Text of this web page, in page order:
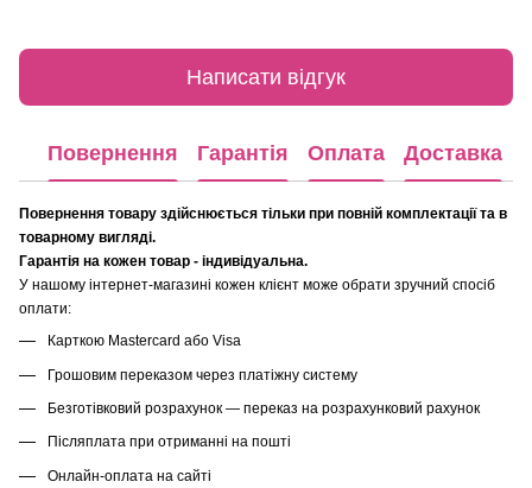
Написати відгук
Повернення Гарантія Оплата Доставка
Повернення товару здійснюється тільки при повній комплектації та в
товарному вигляді.
Гарантія на кожен товар - індивідуальна.
У нашому інтернет-магазині кожен клієнт може обрати зручний спосіб
оплати:
Карткою Mastercard або Visa
Грошовим переказом через платіжну систему
Безготівковий розрахунок — переказ на розрахунковий рахунок
Післяплата при отриманні на пошті
Онлайн-оплата на сайті